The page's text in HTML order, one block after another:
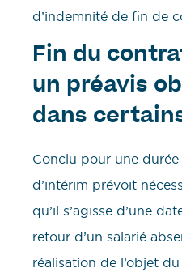
d’indemnité de fin de
Fin du
un préavis
dans
Conclu pour une
d’intérim prévoit
qu’il s’agisse d’une
retour d’un salarié
réalisation de l’objet